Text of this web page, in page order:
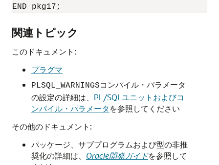
関連トピック
このドキュメント:
プラグマ
PLSQL_WARNINGSコンパイル・パラメータ
の設定の詳細は、 PL/SQLユニットおよびコ
ンパイル・パラメータを参照してください
その他のドキュメント:
パッケージ、サブプログラムおよび型の非推
奨化の詳細は、 Oracle開発ガイドを参照して